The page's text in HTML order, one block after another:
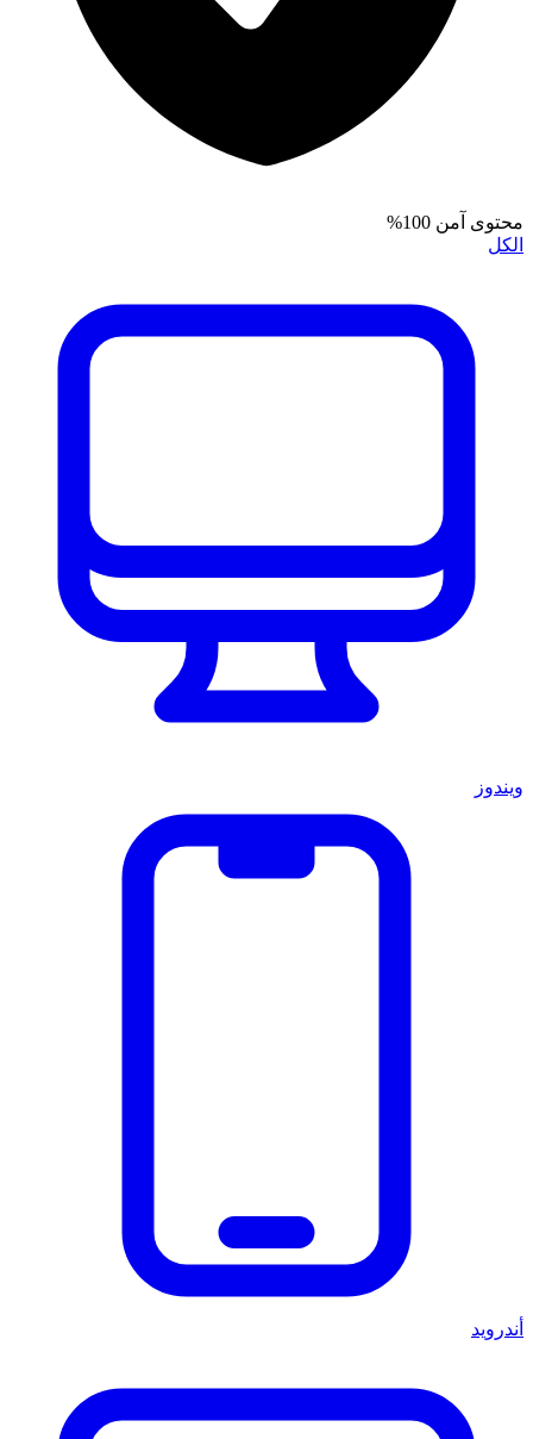
محتوى آمن 100%
الكل
ويندوز
أندرويد